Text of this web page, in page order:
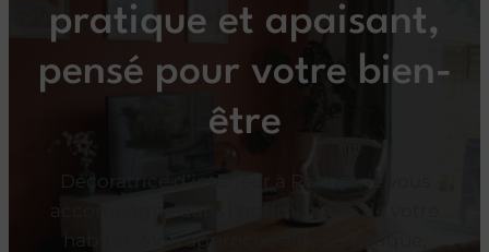
pratique et apaisant,
pensé pour votre bien-
être
Décoratrice d’intérieur à Rennes, je vous
habitat. Mon approche allie esthétique,